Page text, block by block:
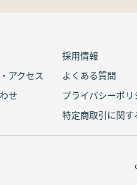
採用情報
アクセス
よくある質問
せ
プライバシーポリ
特定商取引に関す